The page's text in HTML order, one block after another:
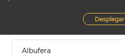
Desplegar
Albufera